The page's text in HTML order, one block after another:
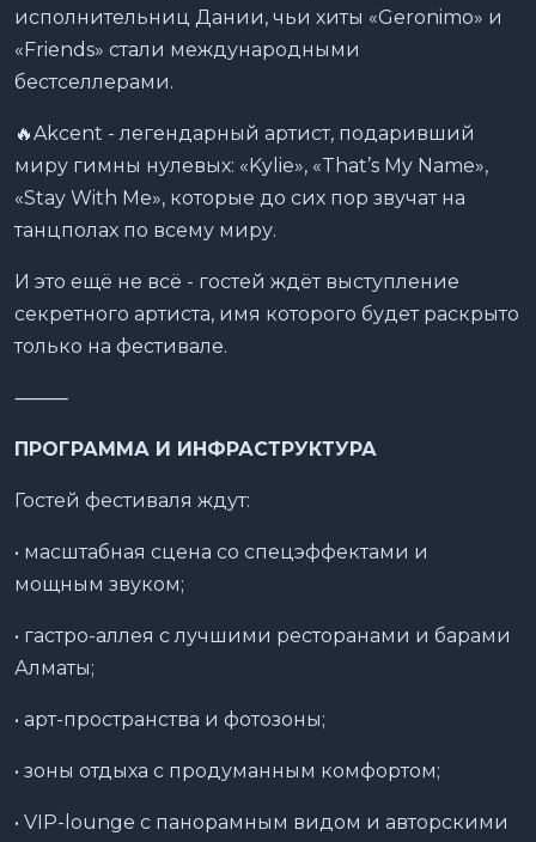
исполнительниц Дании, чьи хиты «Geronimo» и
«Friends» стали международными
бестселлерами.
🔥Akcent - легендарный артист, подаривший
миру гимны нулевых: «Kylie», «That’s My Name»,
«Stay With Me», которые до сих пор звучат на
танцполах по всему миру.
И это ещё не всё - гостей ждёт выступление
секретного артиста, имя которого будет раскрыто
только на фестивале.
⸻
ПРОГРАММА И ИНФРАСТРУКТУРА
Гостей фестиваля ждут:
• масштабная сцена со спецэффектами и
мощным звуком;
• гастро-аллея с лучшими ресторанами и барами
Алматы;
• арт-пространства и фотозоны;
• зоны отдыха с продуманным комфортом;
• VIP-lounge с панорамным видом и авторскими